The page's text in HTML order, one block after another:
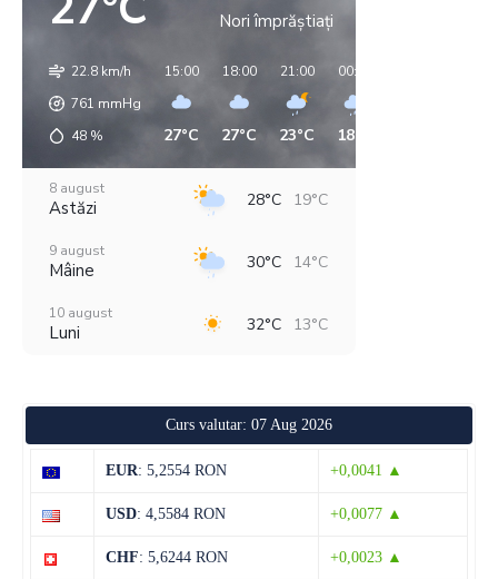
Nori împrăștiați
22.8 km/h
761 mmHg
48 %
15:00
27°C
18:00
27°C
21:00
23°C
00:00
18°C
8 august
Astăzi 28°C 19°C
9 august
Mâine 30°C 14°C
10 august
Luni 32°C 13°C
30°C 20°C
Joi
14 august
Curs valutar: 07 Aug 2026
EUR: 5,2554 RON +0,0041 ▲
USD: 4,5584 RON +0,0077 ▲
CHF: 5,6244 RON +0,0023 ▲